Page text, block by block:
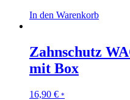
In den Warenkorb
Zahnschutz
mit Box
16,90 € *